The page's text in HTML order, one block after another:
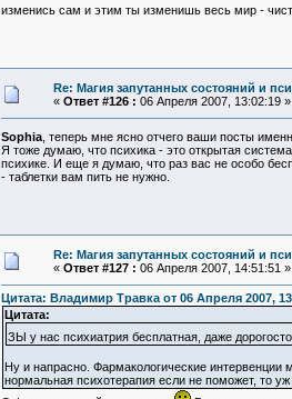
изменись сам и этим ты изменишь весь мир -
Re: Магия запутанных состояний и
« Ответ #126 : 06 Апреля 2007, 13:02:19 »
Sophia, теперь мне ясно отчего ваши посты
Я тоже думаю, что психика - это открытая
психике. И еще я думаю, что раз вас не особо
- таблетки вам пить не нужно.
Re: Магия запутанных состояний и
« Ответ #127 : 06 Апреля 2007, 14:51:51 »
Цитата: Владимир Травка от 06 Апреля 2007,
Цитата:
ЗЫ у нас психиатрия бесплатная, даже
Ну и напрасно. Фармакологические
нормальная психотерапия если не поможет, то